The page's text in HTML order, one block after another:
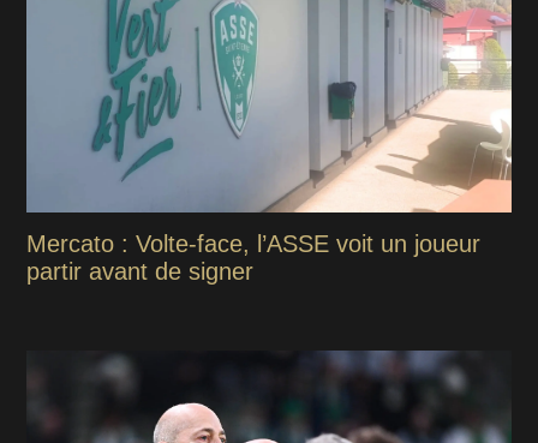
Mercato : Volte-face, l’ASSE voit un joueur
partir avant de signer